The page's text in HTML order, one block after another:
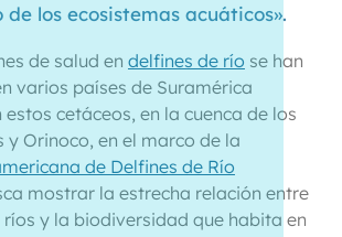
los ecosistemas acuáticos».
de salud en delfines de río se han
varios países de Suramérica
cetáceos, en la cuenca de los
y Orinoco, en el marco de la
de Delfines de Río
mostrar la estrecha relación entre
ríos y la biodiversidad que habita en